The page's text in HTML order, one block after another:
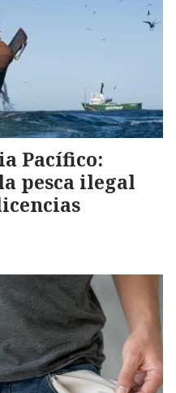
Pacífico:
pesca ilegal